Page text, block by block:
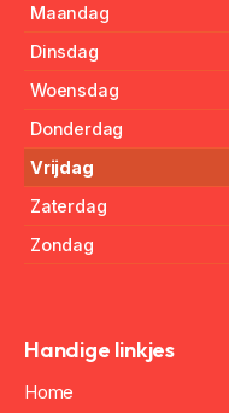
Maandag
Dinsdag
Woensdag
Donderdag
Vrijdag
Zaterdag
Zondag
Handige linkjes
Home